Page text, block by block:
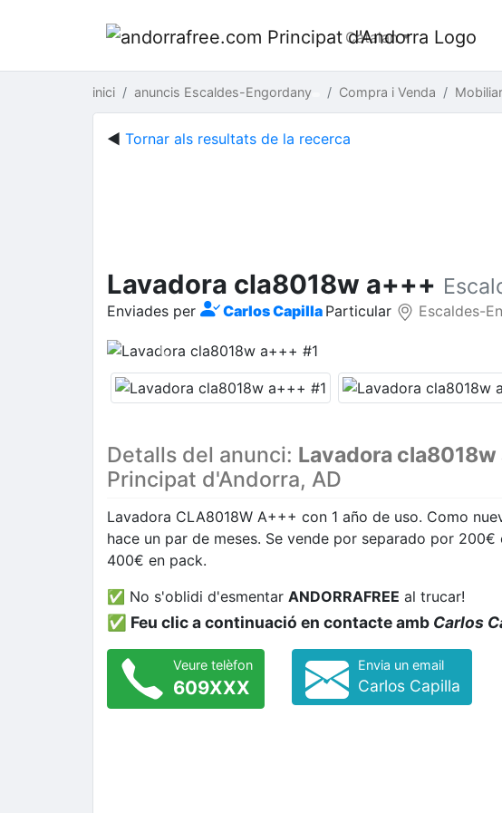
Catalan
inici anuncis Escaldes-Engordany Compra i Venda
◄ Tornar als resultats de la recerca
Lavadora cla8018w a+++
Enviades per Carlos Capilla Particular Escaldes-
Previous
Detalls del anunci: Lavadora cla8018w
Principat d'Andorra, AD
Lavadora CLA8018W A+++ con 1 año de uso. Como
hace un par de meses. Se vende por separado por
400€ en pack.
✅ No s'oblidi d'esmentar ANDORRAFREE al trucar!
✅ Feu clic a continuació en contacte amb Carlos
Veure telèfon
609XXX
Envia un email
Carlos Capilla